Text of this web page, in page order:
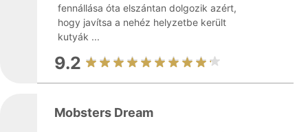
fennállása óta elszántan dolgozik azért,
hogy javítsa a nehéz helyzetbe került
kutyák ...
9.2
Mobsters Dream